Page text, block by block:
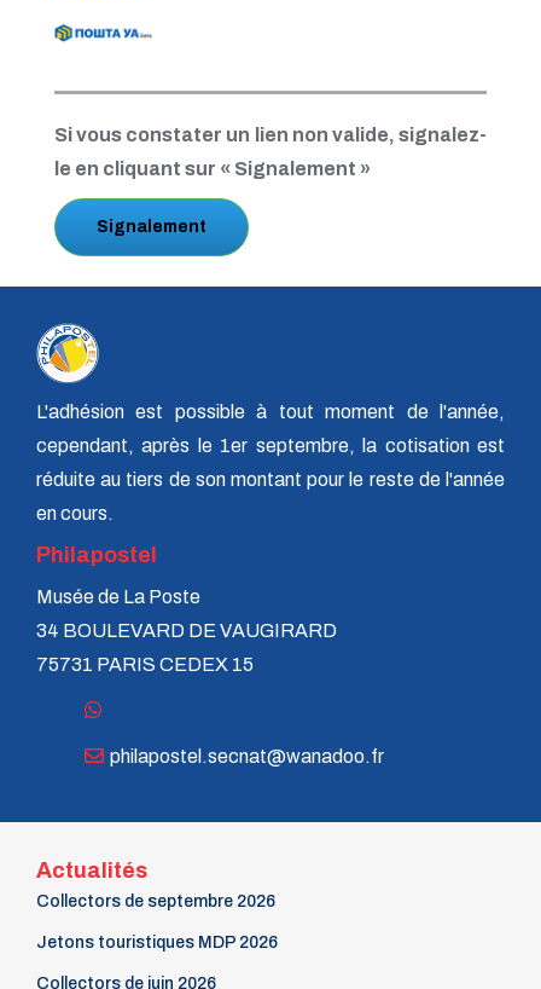
Si vous constater un lien non valide, signalez-
le en cliquant sur « Signalement »
Signalement
L'adhésion est possible à tout moment de l'année,
cependant, après le 1er septembre, la cotisation est
réduite au tiers de son montant pour le reste de l'année
en cours.
Philapostel
Musée de La Poste
34 BOULEVARD DE VAUGIRARD
75731 PARIS CEDEX 15
philapostel.secnat@wanadoo.fr
Actualités
Collectors de septembre 2026
Jetons touristiques MDP 2026
Collectors de juin 2026